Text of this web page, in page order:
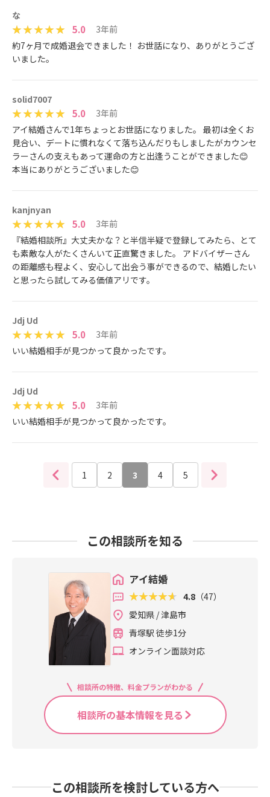
な
5.0
3年前
約7ヶ月で成婚退会できました！ お世話になり、ありがとうござ
いました。
solid7007
5.0
3年前
アイ結婚さんで1年ちょっとお世話になりました。 最初は全くお
見合い、デートに慣れなくて落ち込んだりもしましたがカウンセ
ラーさんの支えもあって運命の方と出逢うことができました😊
本当にありがとうございました😊
kanjnyan
5.0
3年前
『結婚相談所』大丈夫かな？と半信半疑で登録してみたら、とて
も素敵な人がたくさんいて正直驚きました。 アドバイザーさん
の距離感も程よく、安心して出会う事ができるので、結婚したい
と思ったら試してみる価値アリです。
Jdj Ud
5.0
3年前
いい結婚相手が見つかって良かったです。
Jdj Ud
5.0
3年前
いい結婚相手が見つかって良かったです。
1 2 3 4 5
この相談所を知る
アイ結婚
4.8 （47）
愛知県 / 津島市
青塚駅 徒歩1分
オンライン面談対応
相談所の特徴、料金プランがわかる
相談所の基本情報を見る
この相談所を検討している方へ